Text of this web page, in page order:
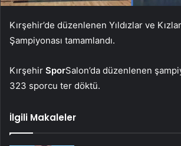
Kırşehir’de düzenlenen Yıldızlar ve
Şampiyonası tamamlandı.
Kırşehir SporSalon’da düzenlenen
323 sporcu ter döktü.
İlgili Makaleler